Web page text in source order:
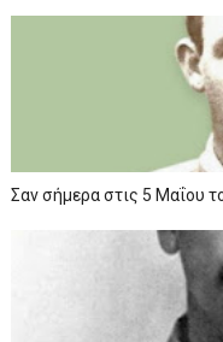
Σαν σήμερα στις 5 Μαΐου